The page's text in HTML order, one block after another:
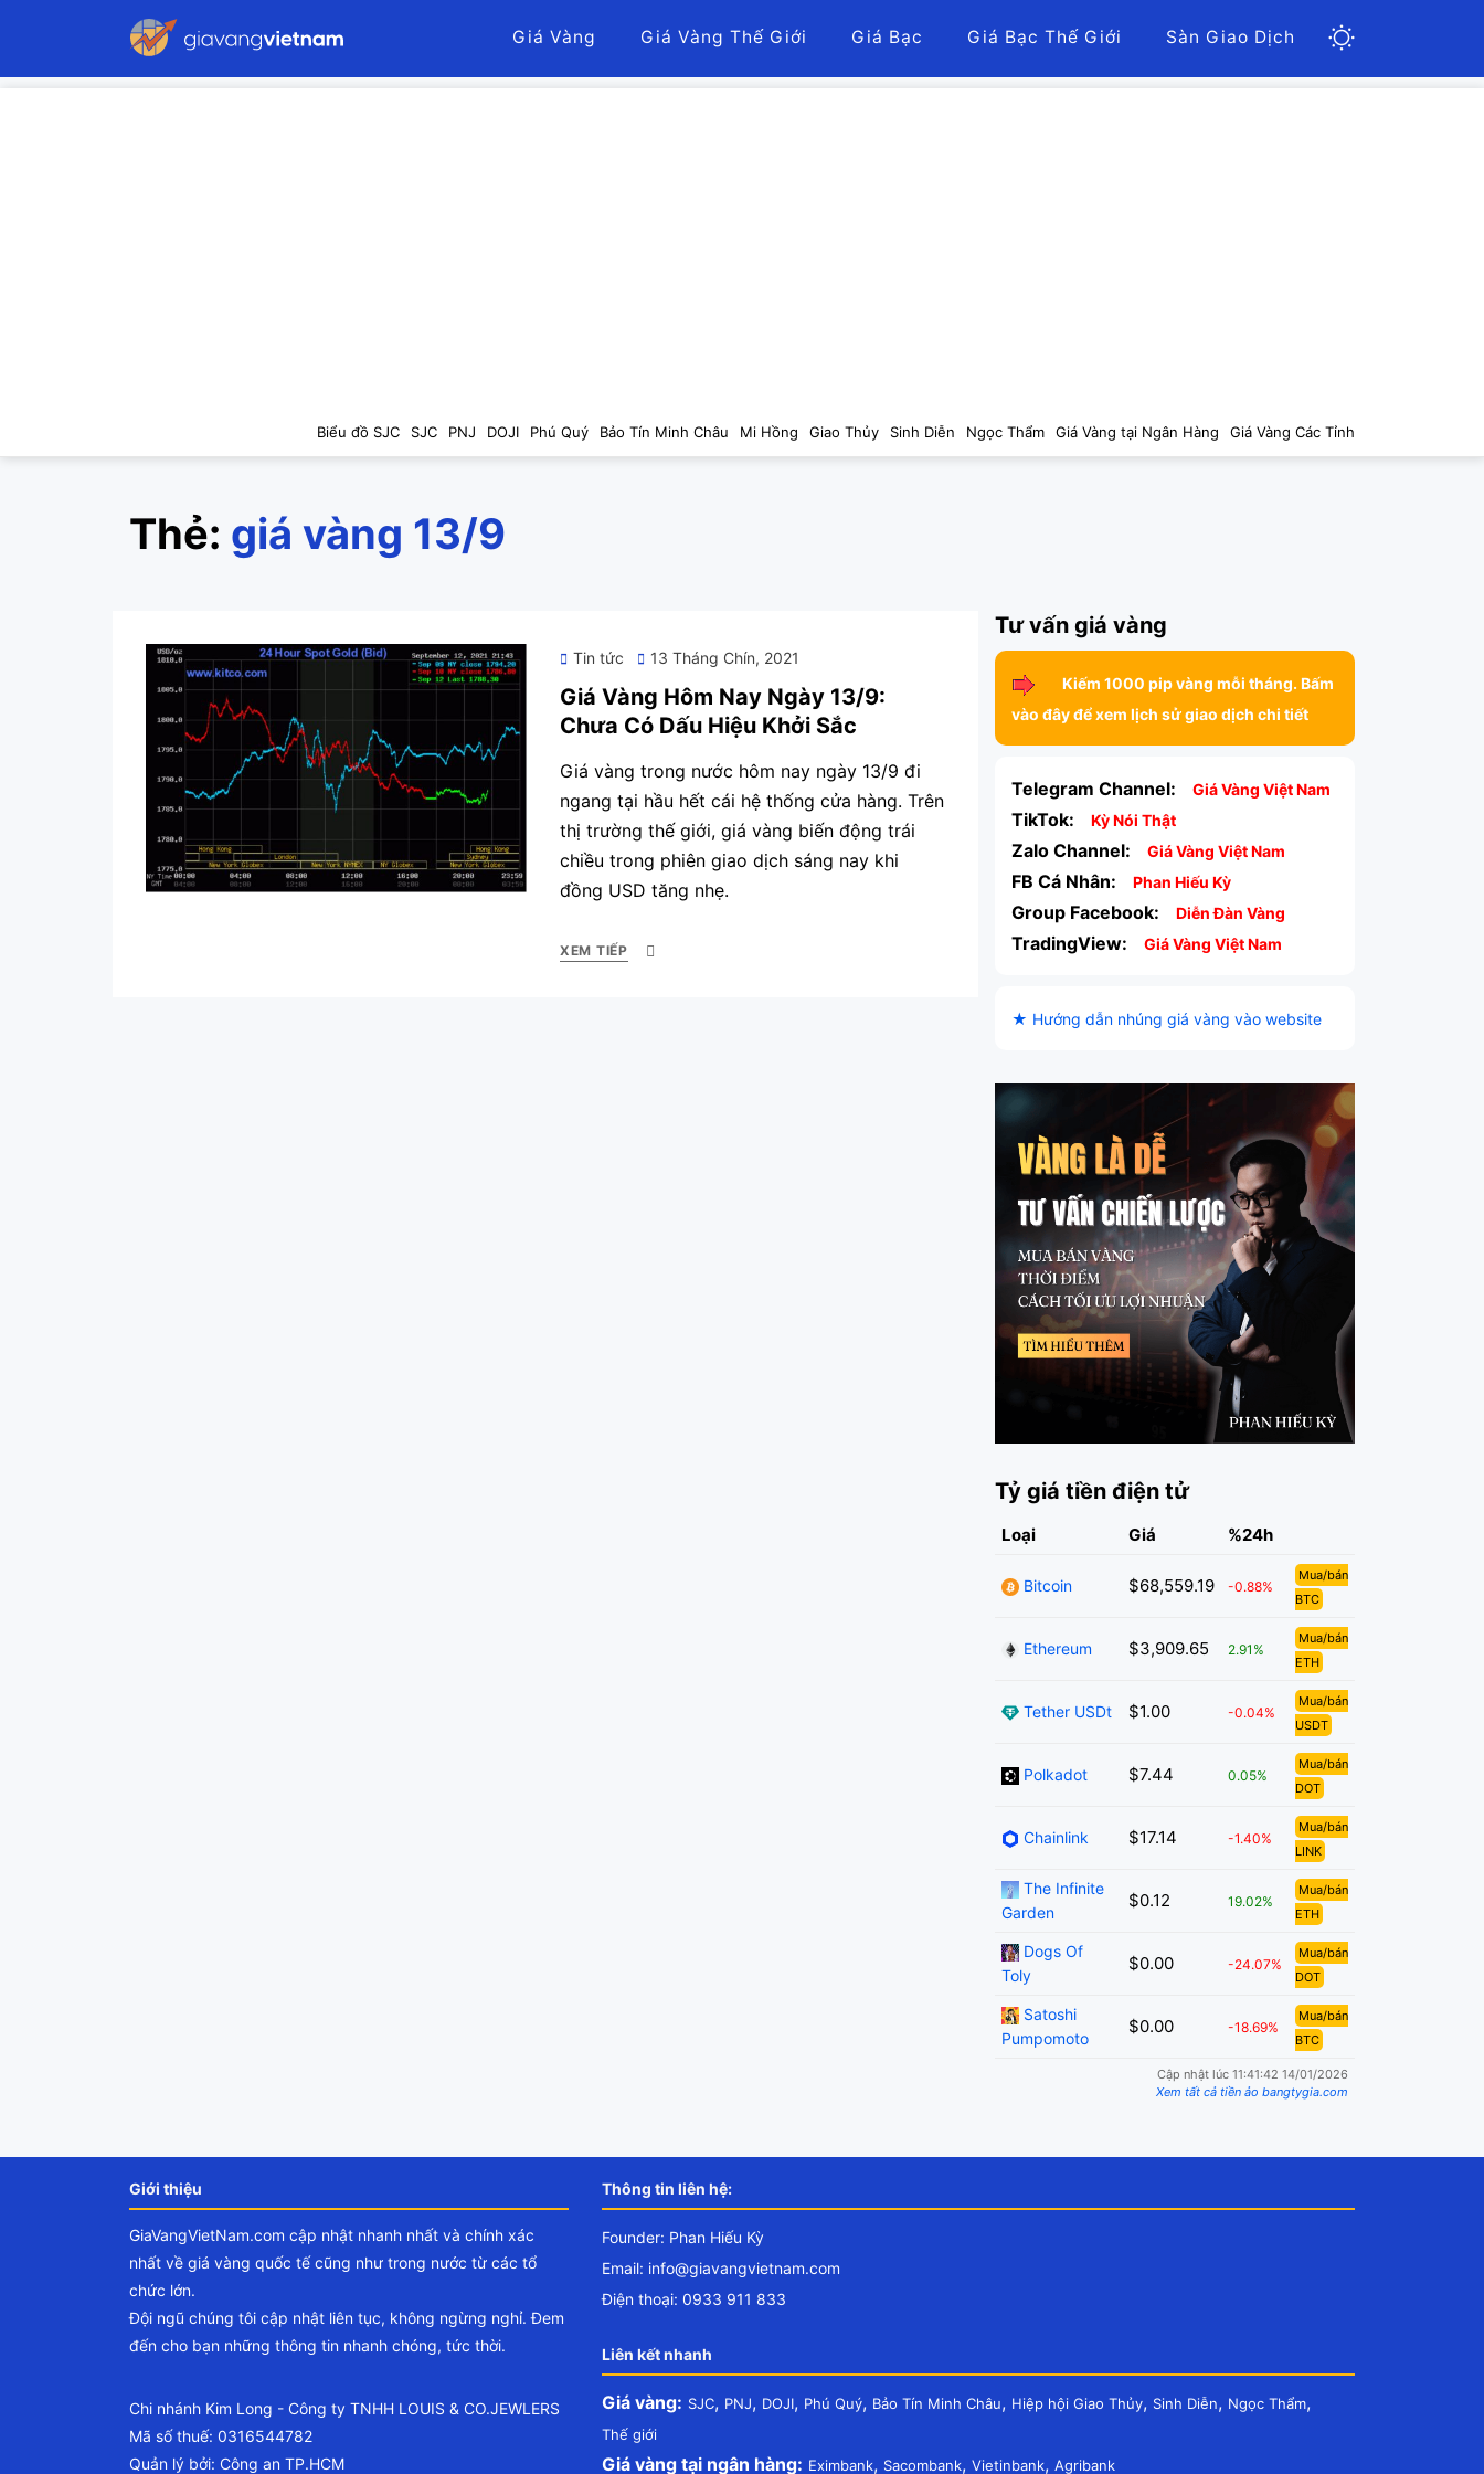
Giá Vàng Giá Vàng Thế Giới Giá Bạc Giá Bạc Thế Giới Sàn Giao Dịch
Biểu đồ SJC SJC PNJ DOJI Phú Quý Bảo Tín Minh Châu Mi Hồng Giao Thủy Sinh Diễn Ngọc Thẩm Giá Vàng tại Ngân Hàng Giá Vàng Các Tỉnh
Thẻ: giá vàng 13/9
Tin tức
Posted
13 Tháng Chín, 2021
Giá Vàng Hôm Nay Ngày 13/9:
Chưa Có Dấu Hiệu Khởi Sắc
Giá vàng trong nước hôm nay ngày 13/9 đi
ngang tại hầu hết cái hệ thống cửa hàng. Trên
thị trường thế giới, giá vàng biến động trái
chiều trong phiên giao dịch sáng nay khi
đồng USD tăng nhẹ.
XEM TIẾP
Tư vấn giá vàng
Kiếm 1000 pip vàng mỗi tháng. Bấm
vào đây để xem lịch sử giao dịch chi tiết
Telegram Channel: Giá Vàng Việt Nam
TikTok: Kỳ Nói Thật
Zalo Channel: Giá Vàng Việt Nam
FB Cá Nhân: Phan Hiếu Kỳ
Group Facebook: Diễn Đàn Vàng
TradingView: Giá Vàng Việt Nam
★ Hướng dẫn nhúng giá vàng vào website
Tỷ giá tiền điện tử
Loại Giá %24h
Bitcoin $68,559.19 -0.88%
Mua/bán
BTC
Ethereum $3,909.65 2.91%
Mua/bán
ETH
Tether USDt $1.00 -0.04%
Mua/bán
USDT
Polkadot $7.44 0.05%
Mua/bán
DOT
Chainlink $17.14 -1.40%
Mua/bán
LINK
The Infinite
Garden
$0.12 19.02%
Mua/bán
ETH
Dogs Of
Toly
$0.00 -24.07%
Mua/bán
DOT
Satoshi
Pumpomoto
$0.00 -18.69%
Mua/bán
BTC
Cập nhật lúc 11:41:42 14/01/2026
Xem tất cả tiền ảo bangtygia.com
Giới thiệu
GiaVangVietNam.com cập nhật nhanh nhất và chính xác
nhất về giá vàng quốc tế cũng như trong nước từ các tổ
chức lớn.
Đội ngũ chúng tôi cập nhật liên tục, không ngừng nghỉ. Đem
đến cho bạn những thông tin nhanh chóng, tức thời.
Chi nhánh Kim Long - Công ty TNHH LOUIS & CO.JEWLERS
Mã số thuế: 0316544782
Quản lý bởi: Công an TP.HCM
Thông tin liên hệ:
Founder: Phan Hiếu Kỳ
Email: info@giavangvietnam.com
Điện thoại: 0933 911 833
Liên kết nhanh
Giá vàng: SJC, PNJ, DOJI, Phú Quý, Bảo Tín Minh Châu, Hiệp hội Giao Thủy, Sinh Diễn, Ngọc Thẩm,
Thế giới
Giá vàng tại ngân hàng: Eximbank, Sacombank, Vietinbank, Agribank